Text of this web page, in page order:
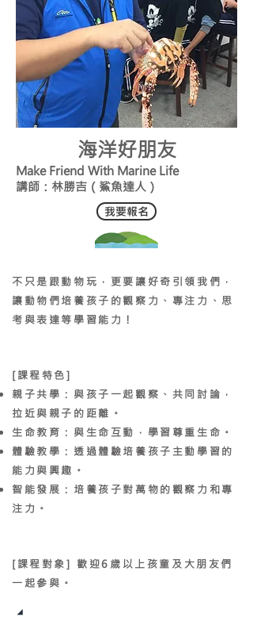
海洋好朋友
Make Friend With Marine Life
​講師：林勝吉（鯊魚達人）
我要報名
不只是跟動物玩，更要讓好奇引領我們，
讓動物們培養孩子的觀察力、專注力、思
考與表達等學習能力！
[課程特色]
親子共學：與孩子一起觀察、共同討論，
拉近與親子的距離。
生命教育：與生命互動，學習尊重生命。
體驗教學：透過體驗培養孩子主動學習的
能力與興趣。
智能發展：培養孩子對萬物的觀察力和專
注力。
[課程對象] 歡迎6歲以上孩童及大朋友們
一起參與。
◢